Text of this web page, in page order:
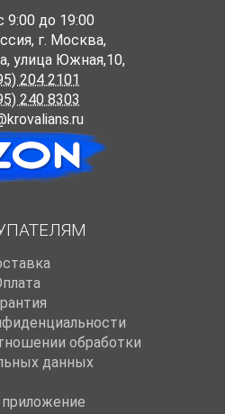
9:00 до 19:00
, г. Москва,
улица Южная,10,
204 2101
240 8303
обработки
данных
приложение